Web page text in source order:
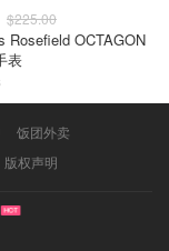
$225.00
Rosefield OCTAGON
表
饭团外卖
版权声明